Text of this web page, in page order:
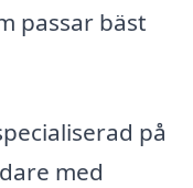
passar bäst
på
med